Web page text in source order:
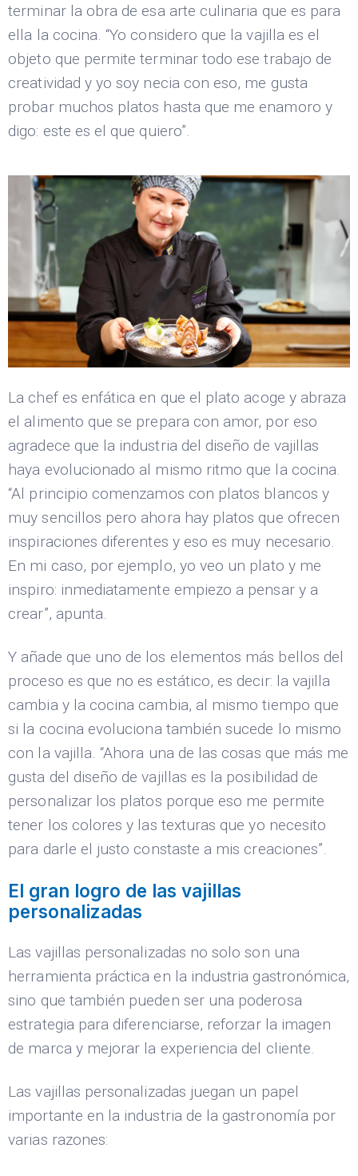
terminar la obra de esa arte culinaria que es para
ella la cocina. “Yo considero que la vajilla es el
objeto que permite terminar todo ese trabajo de
creatividad y yo soy necia con eso, me gusta
probar muchos platos hasta que me enamoro y
digo: este es el que quiero”.
La chef es enfática en que el plato acoge y abraza
el alimento que se prepara con amor, por eso
agradece que la industria del diseño de vajillas
haya evolucionado al mismo ritmo que la cocina.
“Al principio comenzamos con platos blancos y
muy sencillos pero ahora hay platos que ofrecen
inspiraciones diferentes y eso es muy necesario.
En mi caso, por ejemplo, yo veo un plato y me
inspiro: inmediatamente empiezo a pensar y a
crear”, apunta.
Y añade que uno de los elementos más bellos del
proceso es que no es estático, es decir: la vajilla
cambia y la cocina cambia, al mismo tiempo que
si la cocina evoluciona también sucede lo mismo
con la vajilla. “Ahora una de las cosas que más me
gusta del diseño de vajillas es la posibilidad de
personalizar los platos porque eso me permite
tener los colores y las texturas que yo necesito
para darle el justo constaste a mis creaciones”.
El gran logro de las vajillas
personalizadas
Las vajillas personalizadas no solo son una
herramienta práctica en la industria gastronómica,
sino que también pueden ser una poderosa
estrategia para diferenciarse, reforzar la imagen
de marca y mejorar la experiencia del cliente.
Las vajillas personalizadas juegan un papel
importante en la industria de la gastronomía por
varias razones: